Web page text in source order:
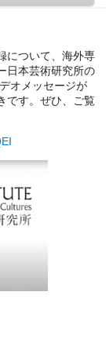
について、海外専
日本芸術研究所の
オメッセージが
です。ぜひ、ご覧